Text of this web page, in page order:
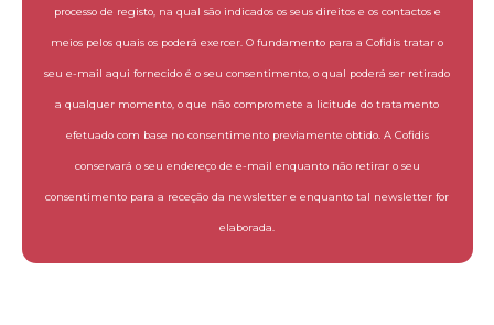
processo de registo, na qual são indicados os seus direitos e os contactos e
meios pelos quais os poderá exercer. O fundamento para a Cofidis tratar o
seu e-mail aqui fornecido é o seu consentimento, o qual poderá ser retirado
a qualquer momento, o que não compromete a licitude do tratamento
efetuado com base no consentimento previamente obtido. A Cofidis
conservará o seu endereço de e-mail enquanto não retirar o seu
consentimento para a receção da newsletter e enquanto tal newsletter for
elaborada.